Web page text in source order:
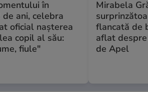
în
ani, celebra
oficial nașterea
copil al său:
fiule"
Mirabela
flancată de
aflat
de Apel